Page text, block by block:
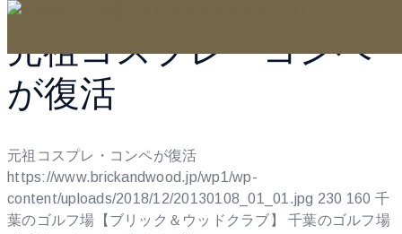
元祖コスプレ・コンペ
が復活
元祖コスプレ・コンペが復活
https://www.brickandwood.jp/wp1/wp-
content/uploads/2018/12/20130108_01_01.jpg 230 160 千
葉のゴルフ場【ブリック＆ウッドクラブ】
千葉のゴルフ場